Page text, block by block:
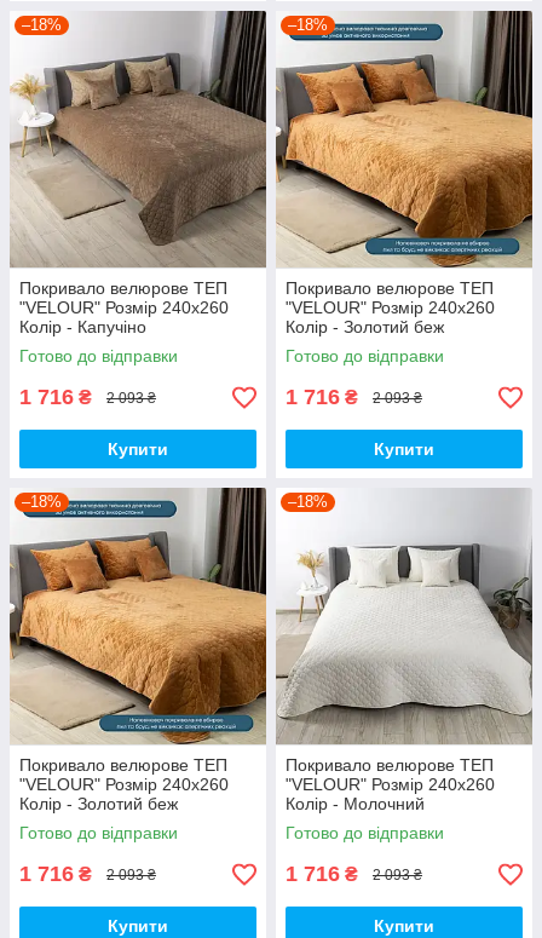
–18%
Покривало велюрове ТЕП
"VELOUR" Розмір 240x260
Колір - Капучіно
Готово до відправки
1 716 ₴ 2 093 ₴
Купити
–18%
Покривало велюрове ТЕП
"VELOUR" Розмір 240x260
Колір - Золотий беж
Готово до відправки
1 716 ₴ 2 093 ₴
Купити
–18%
Покривало велюрове ТЕП
"VELOUR" Розмір 240x260
Колір - Золотий беж
Готово до відправки
1 716 ₴ 2 093 ₴
Купити
–18%
Покривало велюрове ТЕП
"VELOUR" Розмір 240x260
Колір - Молочний
Готово до відправки
1 716 ₴ 2 093 ₴
Купити